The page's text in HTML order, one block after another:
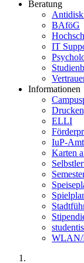
Beratung
BAföG
IT
Informationen
ELLI
IuP-Amt
Karten